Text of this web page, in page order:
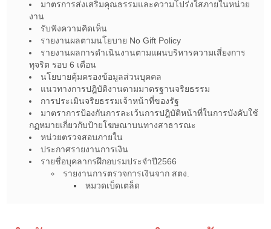
มาตรการส่งเสริมคุณธรรมและความโปร่งใสภายในหน่วย
งาน
รับฟังความคิดเห็น
รายงานผลตามนโยบาย No Gift Policy
รายงานผลการดำเนินงานตามแผนบริหารความเสี่ยงการ
ทุจริต รอบ 6 เดือน
นโยบายคุ้มครองข้อมูลส่วนบุคคล
แนวทางการปฎิบัติงานตามมาตรฐานจริยธรรม
การประเมินจริยธรรมเจ้าหน้าที่ของรัฐ
มาตราการป้องกันการละเว้นการปฎิบัติหน้าที่ในการบังคับใช้
กฏหมายเกี่ยวกับป้ายโฆษณาบนทางสาธารณะ
หน่วยตรวจสอบภายใน
ประกาศรายงานการเงิน
รายชื่อบุคลากรฝึกอบรมประจำปี2566
รายงานการตรวจการเงินจาก สตง.
หมวดเบ็ดเตล็ด